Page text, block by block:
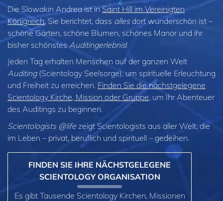
Die Slowakin Andrea ist inSaint Hill im Vereinigten
Königreich. Sie berichtet, dass allesdort wunderschön ist –
schöne Gärten, schöne Blumen, schönes Manor und ihr
bisher schönstesAuditingerlebnis!
Jeden Tag erhalten Menschen auf der ganzen Welt
Auditing(Scientology Seelsorge), um spirituelle Erleuchtung
und Freiheit zu erreichen. Finden Sie die nächstgelegene
Scientology Kirche, Mission oder Gruppe, um Ihr Abenteuer
des Auditings zu beginnen.
Scientologists @life zeigt Scientologists aus aller Welt, die
im Leben – privat, beruflich und spirituell – gedeihen.
FINDEN SIE IHRE NÄCHSTGELEGENE
SCIENTOLOGY ORGANISATION
Es gibt Tausende Scientology Kirchen, Missionen